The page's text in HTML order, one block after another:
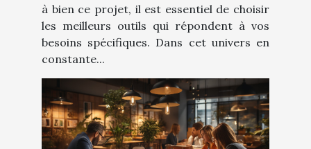
à bien ce projet, il est essentiel de choisir
les meilleurs outils qui répondent à vos
besoins spécifiques. Dans cet univers en
constante...